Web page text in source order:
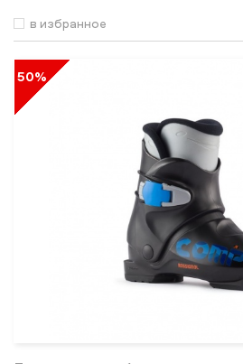
в избранное
50%